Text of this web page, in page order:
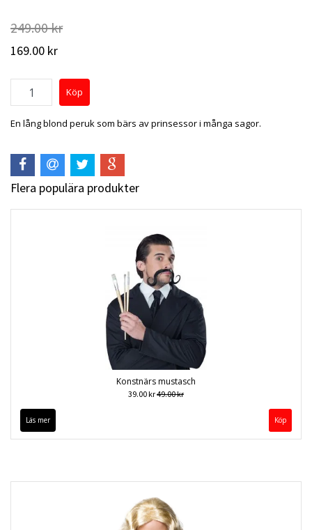
249.00 kr
169.00 kr
En lång blond peruk som bärs av prinsessor i många sagor.
Flera populära produkter
Konstnärs mustasch
39.00 kr49.00 kr
Läs mer